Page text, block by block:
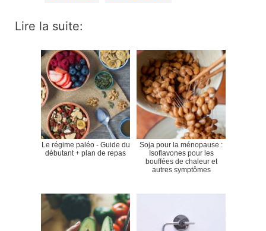
Lire la suite:
Le régime paléo - Guide du
débutant + plan de repas
Soja pour la ménopause :
Isoflavones pour les
bouffées de chaleur et
autres symptômes